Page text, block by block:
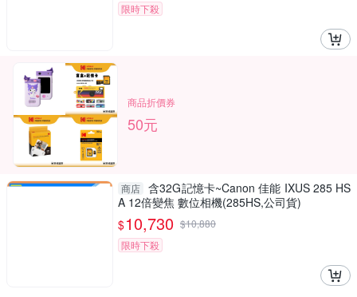
限時下殺
商品折價券
50元
商店 含32G記憶卡~Canon 佳能 IXUS 285 HS
A 12倍變焦 數位相機(285HS,公司貨)
$10,730 $10,880
限時下殺